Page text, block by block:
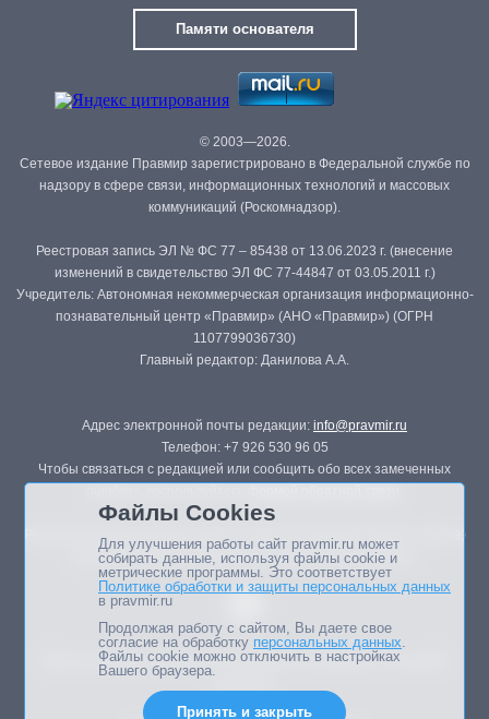
Памяти основателя
© 2003—2026.
Сетевое издание Правмир зарегистрировано в Федеральной службе по
надзору в сфере связи, информационных технологий и массовых
коммуникаций (Роскомнадзор).
Реестровая запись ЭЛ № ФС 77 – 85438 от 13.06.2023 г. (внесение
изменений в свидетельство ЭЛ ФС 77-44847 от 03.05.2011 г.)
Учредитель: Автономная некоммерческая организация информационно-
познавательный центр «Правмир» (АНО «Правмир») (ОГРН
1107799036730)
Главный редактор: Данилова А.А.
Адрес электронной почты редакции: info@pravmir.ru
Телефон: +7 926 530 96 05
Чтобы связаться с редакцией или сообщить обо всех замеченных
Републикация материалов сайта в печатных изданиях (книгах, прессе)
возможна только с письменного разрешения редакции.
Мнение авторов статей портала может не совпадать с позицией
Файлы Cookies
Для улучшения работы сайт pravmir.ru может
собирать данные, используя файлы cookie и
метрические программы. Это соответствует
Политике обработки и защиты персональных данных
в pravmir.ru
Продолжая работу с сайтом, Вы даете свое
согласие на обработку персональных данных.
Файлы cookie можно отключить в настройках
Вашего браузера.
Принять и закрыть